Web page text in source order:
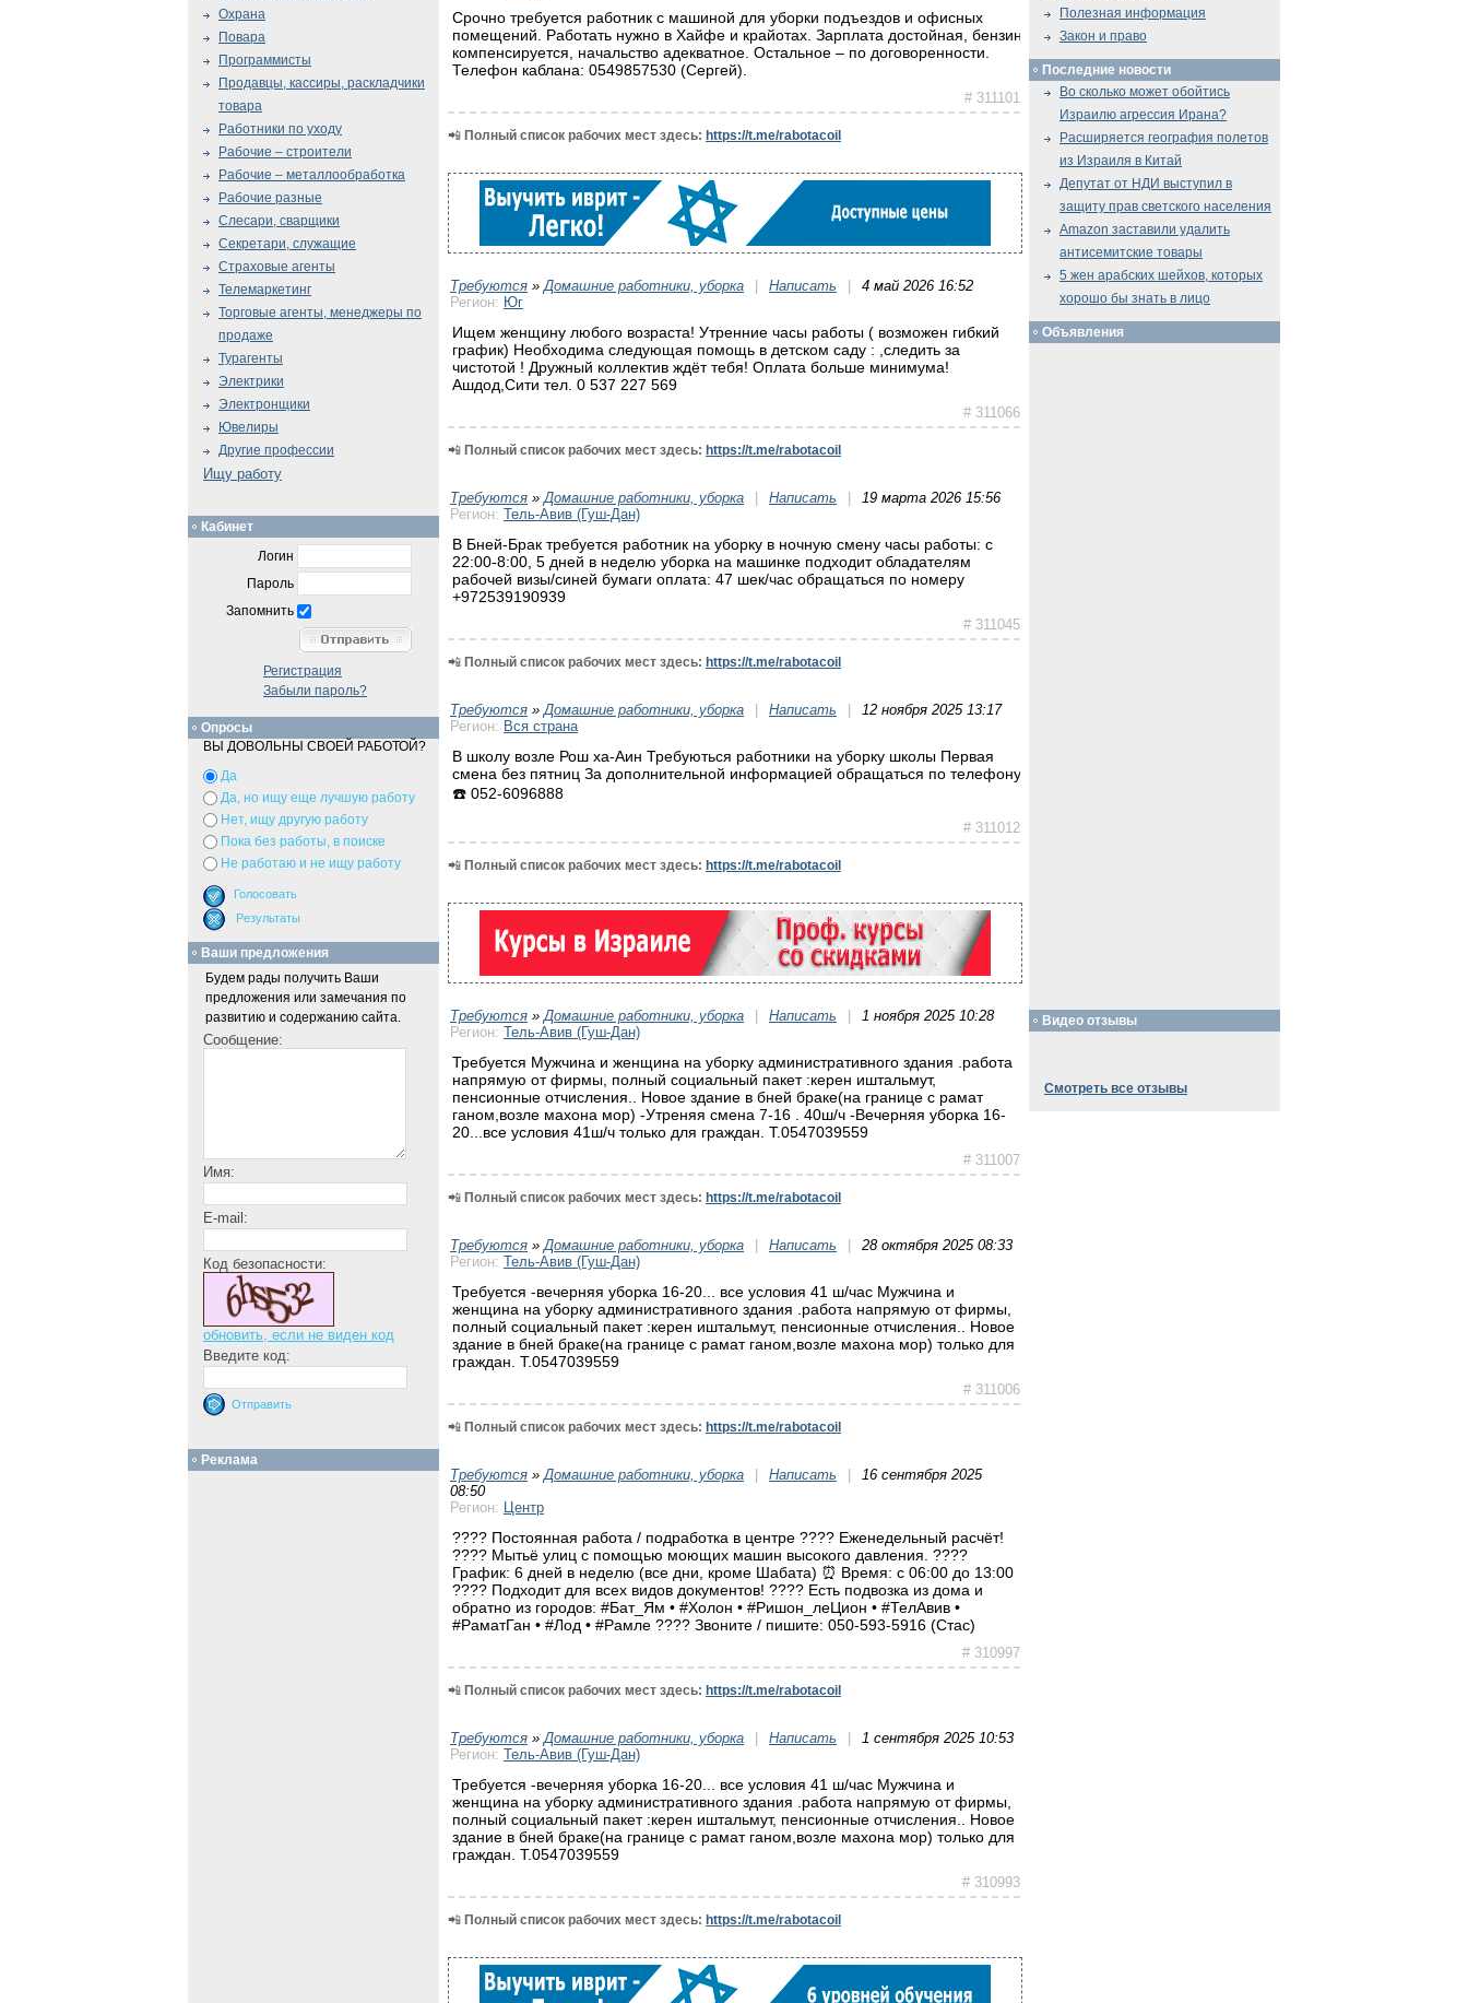
Срочно требуется работник с машиной для уборки подъездов и офисных
помещений. Работать нужно в Хайфе и крайотах. Зарплата достойная, бензин
компенсируется, начальство адекватное. Остальное – по договоренности.
Телефон каблана: 0549857530 (Сергей).
# 311101
📲 Полный список рабочих мест здесь: https://t.me/rabotacoil
Требуются » Домашние работники, уборка | Написать |
4 май 2026 16:52
Регион: Юг
Ищем женщину любого возраста! Утренние часы работы ( возможен гибкий
график) Необходима следующая помощь в детском саду : ,следить за
чистотой ! Дружный коллектив ждёт тебя! Оплата больше минимума!
Ашдод,Сити тел. 0 537 227 569
# 311066
📲 Полный список рабочих мест здесь: https://t.me/rabotacoil
Требуются » Домашние работники, уборка | Написать |
19 марта 2026 15:56
Регион: Тель-Авив (Гуш-Дан)
В Бней-Брак требуется работник на уборку в ночную смену часы работы: с
22:00-8:00, 5 дней в неделю уборка на машинке подходит обладателям
рабочей визы/синей бумаги оплата: 47 шек/час обращаться по номеру
+972539190939
# 311045
📲 Полный список рабочих мест здесь: https://t.me/rabotacoil
Требуются » Домашние работники, уборка | Написать |
12 ноября 2025 13:17
Регион: Вся страна
В школу возле Рош ха-Аин Требуються работники на уборку школы Первая
смена без пятниц За дополнительной информацией обращаться по телефону
☎️ 052-6096888
# 311012
📲 Полный список рабочих мест здесь: https://t.me/rabotacoil
Требуются » Домашние работники, уборка | Написать |
1 ноября 2025 10:28
Регион: Тель-Авив (Гуш-Дан)
Требуется Мужчина и женщина на уборку административного здания .работа
напрямую от фирмы, полный социальный пакет :керен иштальмут,
пенсионные отчисления.. Новое здание в бней браке(на границе с рамат
ганом,возле махона мор) -Утреняя смена 7-16 . 40ш/ч -Вечерняя уборка 16-
20...все условия 41ш/ч только для граждан. Т.0547039559
# 311007
📲 Полный список рабочих мест здесь: https://t.me/rabotacoil
Требуются » Домашние работники, уборка | Написать |
28 октября 2025 08:33
Регион: Тель-Авив (Гуш-Дан)
Требуется -вечерняя уборка 16-20... все условия 41 ш/час Мужчина и
женщина на уборку административного здания .работа напрямую от фирмы,
полный социальный пакет :керен иштальмут, пенсионные отчисления.. Новое
здание в бней браке(на границе с рамат ганом,возле махона мор) только для
граждан. Т.0547039559
# 311006
📲 Полный список рабочих мест здесь: https://t.me/rabotacoil
Требуются » Домашние работники, уборка | Написать |
16 сентября 2025
08:50
Регион: Центр
???? Постоянная работа / подработка в центре ???? Еженедельный расчёт!
???? Мытьё улиц с помощью моющих машин высокого давления. ????
График: 6 дней в неделю (все дни, кроме Шабата) ⏰ Время: с 06:00 до 13:00
???? Подходит для всех видов документов! ???? Есть подвозка из дома и
обратно из городов: #Бат_Ям • #Холон • #Ришон_леЦион • #ТелАвив •
#РаматГан • #Лод • #Рамле ???? Звоните / пишите: 050-593-5916 (Стас)
# 310997
📲 Полный список рабочих мест здесь: https://t.me/rabotacoil
Требуются » Домашние работники, уборка | Написать |
1 сентября 2025 10:53
Регион: Тель-Авив (Гуш-Дан)
Требуется -вечерняя уборка 16-20... все условия 41 ш/час Мужчина и
женщина на уборку административного здания .работа напрямую от фирмы,
полный социальный пакет :керен иштальмут, пенсионные отчисления.. Новое
здание в бней браке(на границе с рамат ганом,возле махона мор) только для
граждан. Т.0547039559
# 310993
📲 Полный список рабочих мест здесь: https://t.me/rabotacoil
Охрана
Повара
Программисты
Продавцы, кассиры, раскладчики
товара
Работники по уходу
Рабочие – строители
Рабочие – металлообработка
Рабочие разные
Слесари, сварщики
Секретари, служащие
Страховые агенты
Телемаркетинг
Торговые агенты, менеджеры по
продаже
Турагенты
Электрики
Электронщики
Ювелиры
Другие профессии
Ищу работу
Кабинет
Логин
Пароль
Запомнить
Регистрация
Забыли пароль?
Опросы
ВЫ ДОВОЛЬНЫ СВОЕЙ РАБОТОЙ?
Да
Да, но ищу еще лучшую работу
Нет, ищу другую работу
Пока без работы, в поиске
Не работаю и не ищу работу
Ваши предложения
Будем рады получить Ваши
предложения или замечания по
развитию и содержанию сайта.
Сообщение:
Имя:
E-mail:
Код безопасности:
обновить, если не виден код
Введите код:
Реклама
Полезная информация
Закон и право
Последние новости
Во сколько может обойтись
Израилю агрессия Ирана?
Расширяется география полетов
из Израиля в Китай
Депутат от НДИ выступил в
защиту прав светского населения
Amazon заставили удалить
антисемитские товары
5 жен арабских шейхов, которых
хорошо бы знать в лицо
Объявления
Видео отзывы
Смотреть все отзывы